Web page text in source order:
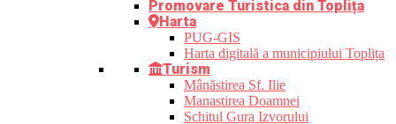
Promovare Turistica din Toplița
Harta
PUG-GIS
Harta digitală a municipiului Toplița
Turism
Mânăstirea Sf. Ilie
Manastirea Doamnei
Schitul Gura Izvorului